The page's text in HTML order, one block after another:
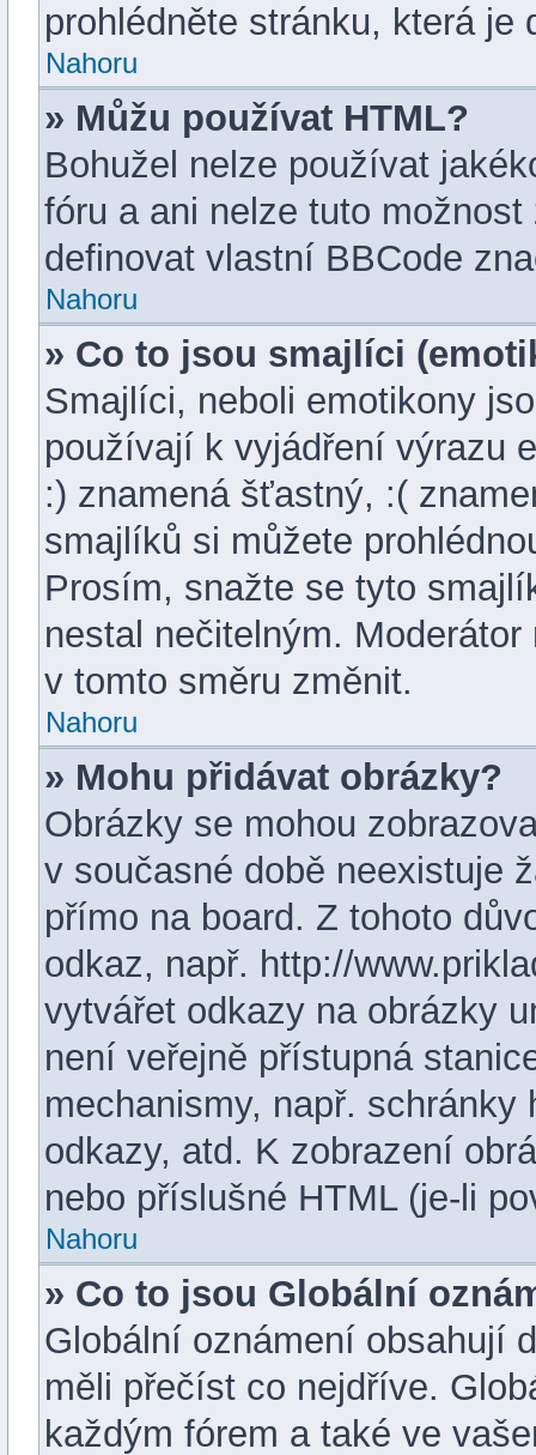
prohlédněte stránku, která
Nahoru
» Můžu používat HTML?
Bohužel nelze používat
fóru a ani nelze tuto
definovat vlastní BBCode
Nahoru
» Co to jsou smajlíci
Smajlíci, neboli emotikony
používají k vyjádření výrazu
:) znamená šťastný, :(
smajlíků si můžete
Prosím, snažte se tyto
nestal nečitelným.
v tomto směru změnit.
Nahoru
» Mohu přidávat obrázky?
Obrázky se mohou
v současné době neexistuje
přímo na board. Z tohoto
odkaz, např. http://
vytvářet odkazy na obrázky
není veřejně přístupná
mechanismy, např.
odkazy, atd. K zobrazení
nebo příslušné HTML (je-li
Nahoru
» Co to jsou Globální
Globální oznámení obsahují
měli přečíst co nejdříve.
každým fórem a také ve